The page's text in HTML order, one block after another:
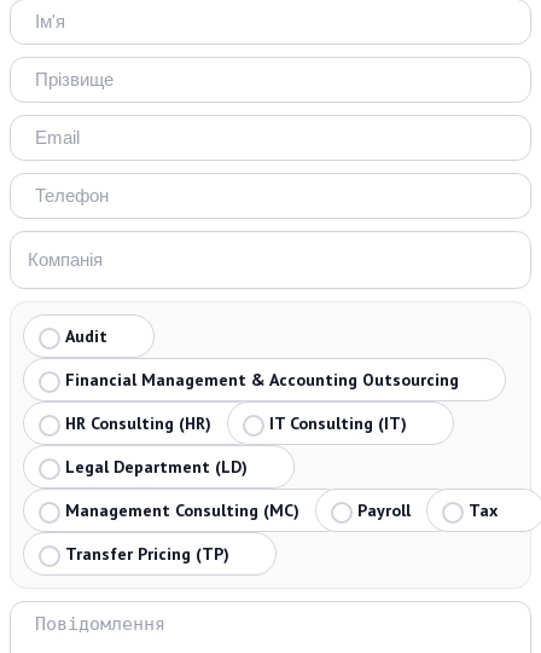
Audit
Financial Management & Accounting Outsourcing
HR Consulting (HR)
IT Consulting (IT)
Legal Department (LD)
Management Consulting (MC)
Payroll
Tax
Transfer Pricing (TP)